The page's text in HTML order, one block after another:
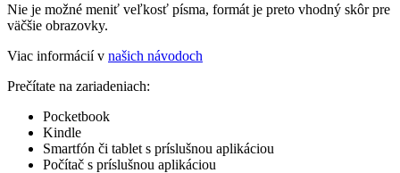
Nie je možné meniť veľkosť písma, formát je preto vhodný skôr pre
väčšie obrazovky.
Viac informácií v našich návodoch
Prečítate na zariadeniach:
Pocketbook
Kindle
Smartfón či tablet s príslušnou aplikáciou
Počítač s príslušnou aplikáciou